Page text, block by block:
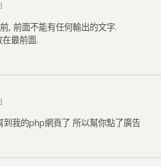
, 前面不能有任何輸出的文字.
最前面.
到我的php網頁了 所以幫你點了廣告